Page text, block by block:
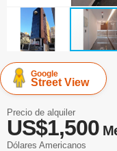
Google
Street View
Precio de alquiler
US$1,500
Dólares Americanos